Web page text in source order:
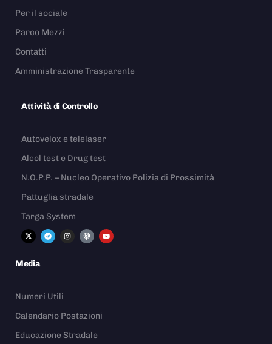
Per il sociale
Parco Mezzi
Contatti
Amministrazione Trasparente
Attività di Controllo
Autovelox e telelaser
Alcol test e Drug test
N.O.P.P. – Nucleo Operativo Polizia di Prossimità
Pattuglia stradale
Targa System
Media
Numeri Utili
Calendario Postazioni
Educazione Stradale